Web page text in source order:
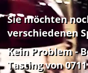
Sie möchten
verschiedenen
Kein Problem -
Tasting von